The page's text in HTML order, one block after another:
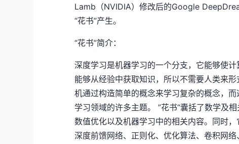
Lamb（NVIDIA）修改后的Google
“花书”产生。
“花书”简介：
深度学习是机器学习的一个分支，它能够使
能够从经验中获取知识，所以不需要人类来
机通过构造简单的概念来学习复杂的概念，
学习领域的许多主题。 ”花书“囊括了数学及
数值优化以及机器学习中的相关内容。同时
深度前馈网络、正则化、优化算法、卷积网